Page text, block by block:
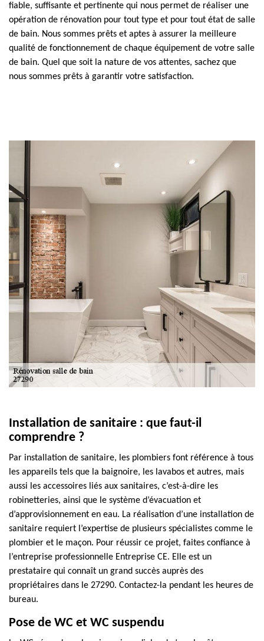
fiable, suffisante et pertinente qui nous permet de réaliser une
opération de rénovation pour tout type et pour tout état de salle
de bain. Nous sommes prêts et aptes à assurer la meilleure
qualité de fonctionnement de chaque équipement de votre salle
de bain. Quel que soit la nature de vos attentes, sachez que
nous sommes prêts à garantir votre satisfaction.
Installation de sanitaire : que faut-il
comprendre ?
Par installation de sanitaire, les plombiers font référence à tous
les appareils tels que la baignoire, les lavabos et autres, mais
aussi les accessoires liés aux sanitaires, c’est-à-dire les
robinetteries, ainsi que le système d’évacuation et
d’approvisionnement en eau. La réalisation d’une installation de
sanitaire requiert l’expertise de plusieurs spécialistes comme le
plombier et le maçon. Pour réussir ce projet, faites confiance à
l’entreprise professionnelle Entreprise CE. Elle est un
prestataire qui connaît un grand succès auprès des
propriétaires dans le 27290. Contactez-la pendant les heures de
bureau.
Pose de WC et WC suspendu